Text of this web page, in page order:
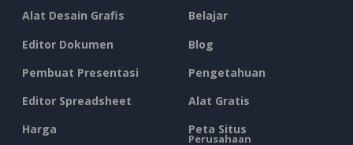
Alat Desain Grafis
Editor Dokumen
Pembuat Presentasi
Editor Spreadsheet
Harga
Belajar
Blog
Pengetahuan
Alat Gratis
Peta Situs
Perusahaan